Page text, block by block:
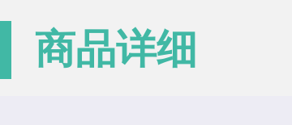
商品详细